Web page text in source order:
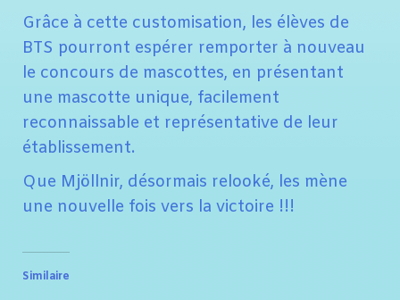
Grâce à cette customisation, les élèves de
BTS pourront espérer remporter à nouveau
le concours de mascottes, en présentant
une mascotte unique, facilement
reconnaissable et représentative de leur
établissement.
Que Mjöllnir, désormais relooké, les mène
une nouvelle fois vers la victoire !!!
Similaire